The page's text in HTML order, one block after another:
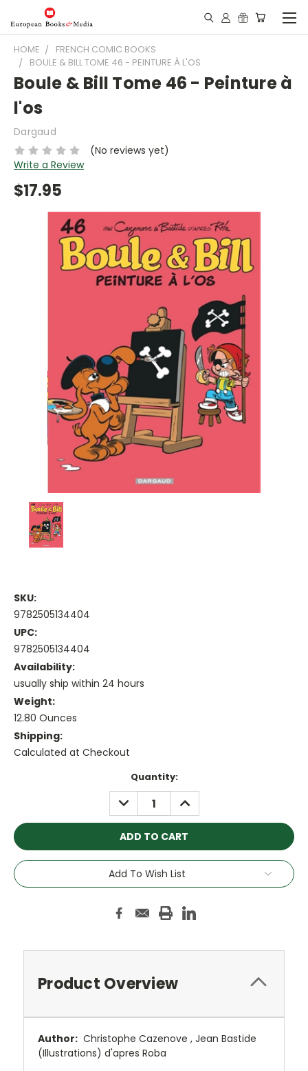
HOME
FRENCH COMIC BOOKS
BOULE & BILL TOME 46 - PEINTURE À L'OS
Boule & Bill Tome 46 - Peinture à
l'os
Dargaud
(No reviews yet)
Write a Review
$17.95
SKU:
9782505134404
UPC:
9782505134404
Availability:
usually ship within 24 hours
Weight:
12.80 Ounces
Shipping:
Calculated at Checkout
Quantity:
DECREASE
QUANTITY:
INCREASE
QUANTITY:
Add To Wish List
Product Overview
Author: Christophe Cazenove , Jean Bastide
(Illustrations) d'apres Roba